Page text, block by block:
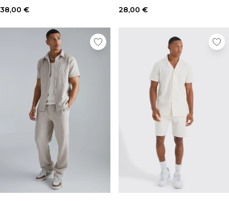
Style:Chemise à manches
38,00 € 28,00 €